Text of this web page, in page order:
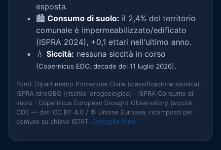
esposta.
🏙️ Consumo di suolo: il 2,4% del territorio
comunale è impermeabilizzato/edificato
(ISPRA 2024), +0,1 ettari nell'ultimo anno.
💧 Siccità: nessuna siccità in corso
(Copernicus EDO, decade del 11 luglio 2026).
Fonti: Dipartimento Protezione Civile (classificazione sismica) ·
ISPRA IdroGEO (rischio idrogeologico) · ISPRA Consumo di
suolo · Copernicus European Drought Observatory (siccità
CDI) — dati CC BY 4.0 / © Unione Europea, ricomposti per
comune su chiave ISTAT. Dettaglio fonti.